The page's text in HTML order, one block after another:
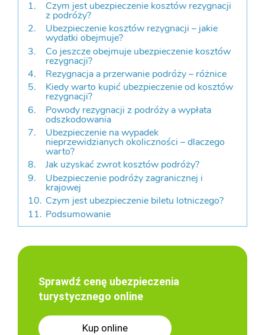
Czym jest ubezpieczenie kosztów rezygnacji
z podróży?
Ubezpieczenie kosztów rezygnacji – jakie
wydatki obejmuje?
Co jeszcze obejmuje ubezpieczenie kosztów
rezygnacji?
Rezygnacja a przerwanie podróży – różnice
Kiedy warto kupić ubezpieczenie od kosztów
rezygnacji?
Powody rezygnacji z podróży a wypłata
odszkodowania
Ubezpieczenie na wypadek
nieprzewidzianych okoliczności – dlaczego
warto?
Jak uzyskać zwrot kosztów podróży?
Ubezpieczenie podróży zagranicznej i
krajowej
Czym jest ubezpieczenie biletu lotniczego?
Podsumowanie
Sprawdź cenę ubezpieczenia
turystycznego online
Kup online